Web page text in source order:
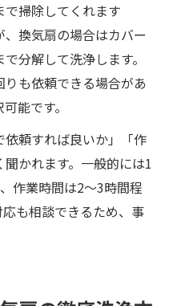
で掃除してくれます
換気扇の場合はカバー
分解して洗浄します。
も依頼できる場合があ
能です。
頼すれば良いか」「作
かれます。一般的には1
作業時間は2〜3時間程
も相談できるため、事